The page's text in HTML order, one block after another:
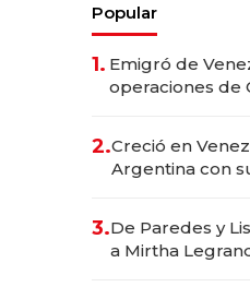
Popular
1. Emigró de
operaciones de
2.Creció en
Argentina con
las marcas
3.De Paredes y
a Mirtha